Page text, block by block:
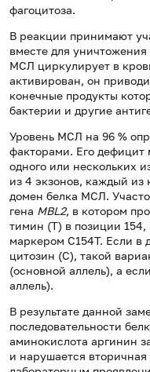
фагоцитоза.
В реакции принимают
вместе для
МСЛ циркулирует в
активирован, он
конечные продукты
бактерии и другие
Уровень МСЛ на 96 %
факторами. Его дефицит
одного или нескольких
из 4 экзонов, каждый из
домен белка МСЛ.
гена MBL2, в котором
тимин (Т) в позиции 154,
маркером C154T. Если в
цитозин (С), такой
(основной аллель), а
аллель).
В результате данной
последовательности
аминокислота аргинин
и нарушается